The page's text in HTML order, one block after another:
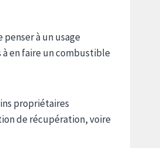
à un usage
en faire un combustible
propriétaires
de récupération, voire